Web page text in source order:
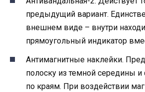
предыдущий вариант.
внешнем виде – внутри
прямоугольный индикатор
Антимагнитные наклейки.
полоску из темной середины и
по краям. При воздействии